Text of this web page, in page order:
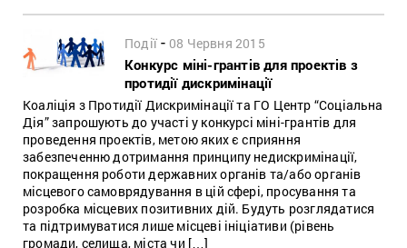
Події - 08 Червня 2015
Конкурс міні-грантів для проектів з
протидії дискримінації
Коаліція з Протидії Дискримінації та ГО Центр “Соціальна
Дія” запрошують до участі у конкурсі міні-грантів для
проведення проектів, метою яких є сприяння
забезпеченню дотримання принципу недискримінації,
покращення роботи державних органів та/або органів
місцевого самоврядування в цій сфері, просування та
розробка місцевих позитивних дій. Будуть розглядатися
та підтримуватися лише місцеві ініціативи (рівень
громади, селища, міста чи […]